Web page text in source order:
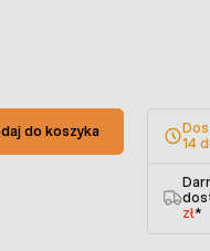
do koszyka
14
zł*